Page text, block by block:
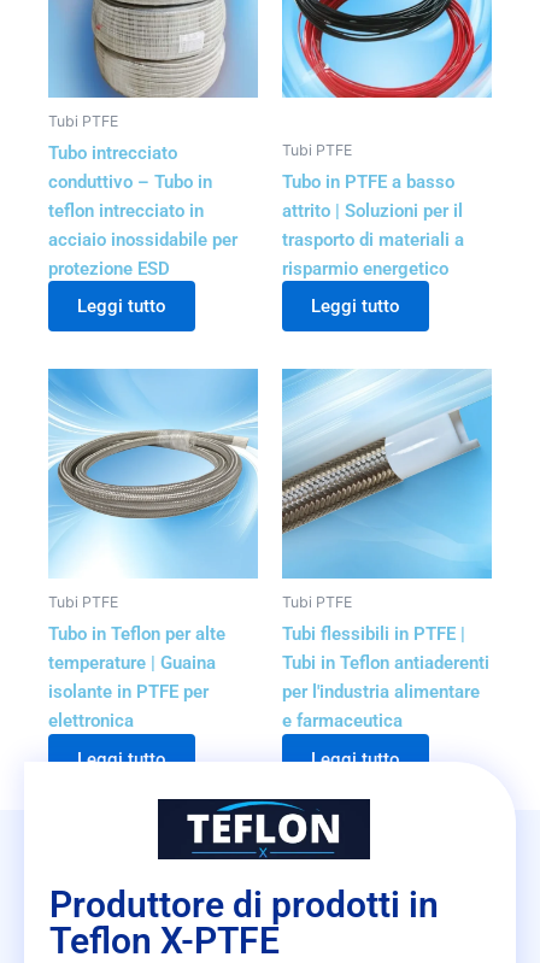
Tubi PTFE
Tubo intrecciato
conduttivo – Tubo in
teflon intrecciato in
acciaio inossidabile per
protezione ESD
Leggi tutto
Tubi PTFE
Tubo in PTFE a basso
attrito | Soluzioni per il
trasporto di materiali a
risparmio energetico
Leggi tutto
Tubi PTFE
Tubo in Teflon per alte
temperature | Guaina
isolante in PTFE per
elettronica
Leggi tutto
Tubi PTFE
Tubi flessibili in PTFE |
Tubi in Teflon antiaderenti
per l'industria alimentare
e farmaceutica
Leggi tutto
Produttore di prodotti in
Teflon X-PTFE